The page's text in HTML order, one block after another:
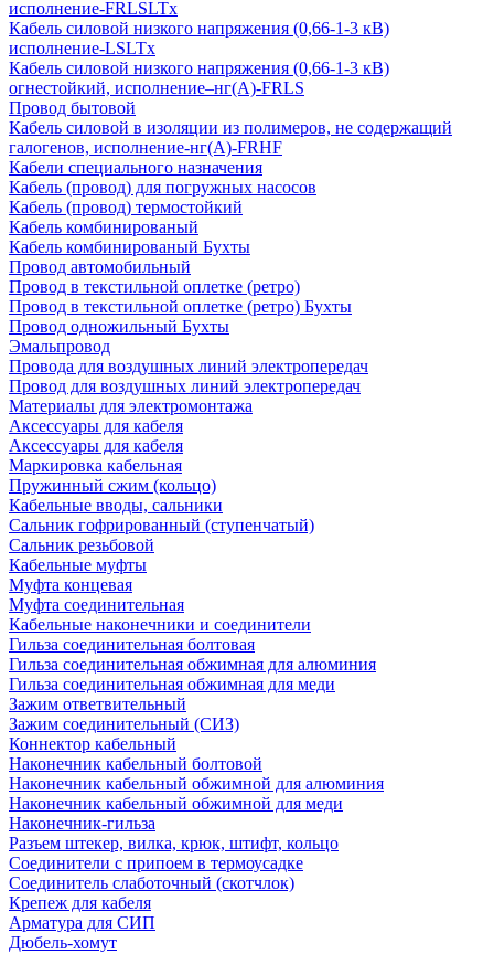
исполнение-FRLSLTx
Кабель силовой низкого напряжения (0,66-1-3 кВ)
исполнение-LSLTx
Кабель силовой низкого напряжения (0,66-1-3 кВ)
огнестойкий, исполнение–нг(А)-FRLS
Провод бытовой
Кабель силовой в изоляции из полимеров, не содержащий
галогенов, исполнение-нг(А)-FRHF
Кабели специального назначения
Кабель (провод) для погружных насосов
Кабель (провод) термостойкий
Кабель комбинированый
Кабель комбинированый Бухты
Провод автомобильный
Провод в текстильной оплетке (ретро)
Провод в текстильной оплетке (ретро) Бухты
Провод одножильный Бухты
Эмальпровод
Провода для воздушных линий электропередач
Провод для воздушных линий электропередач
Материалы для электромонтажа
Аксессуары для кабеля
Аксессуары для кабеля
Маркировка кабельная
Пружинный сжим (кольцо)
Кабельные вводы, сальники
Сальник гофрированный (ступенчатый)
Сальник резьбовой
Кабельные муфты
Муфта концевая
Муфта соединительная
Кабельные наконечники и соединители
Гильза соединительная болтовая
Гильза соединительная обжимная для алюминия
Гильза соединительная обжимная для меди
Зажим ответвительный
Зажим соединительный (СИЗ)
Коннектор кабельный
Наконечник кабельный болтовой
Наконечник кабельный обжимной для алюминия
Наконечник кабельный обжимной для меди
Наконечник-гильза
Разъем штекер, вилка, крюк, штифт, кольцо
Соединители с припоем в термоусадке
Соединитель слаботочный (скотчлок)
Крепеж для кабеля
Арматура для СИП
Дюбель-хомут